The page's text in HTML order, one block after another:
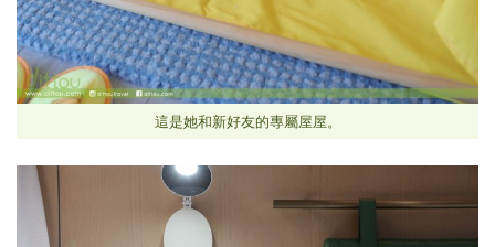
這是她和新好友的專屬屋屋。